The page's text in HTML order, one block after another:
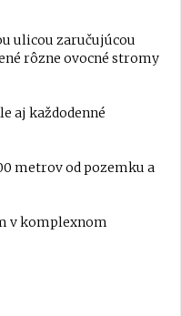
ulicou zaručujúcou
rôzne ovocné stromy
aj každodenné
metrov od pozemku a
v komplexnom